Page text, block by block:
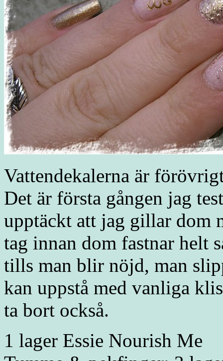
Vattendekalerna är
Det är första gången jag
upptäckt att jag gillar dom
tag innan dom fastnar helt
tills man blir nöjd, man
kan uppstå med vanliga
ta bort också.
1 lager Essie Nourish Me